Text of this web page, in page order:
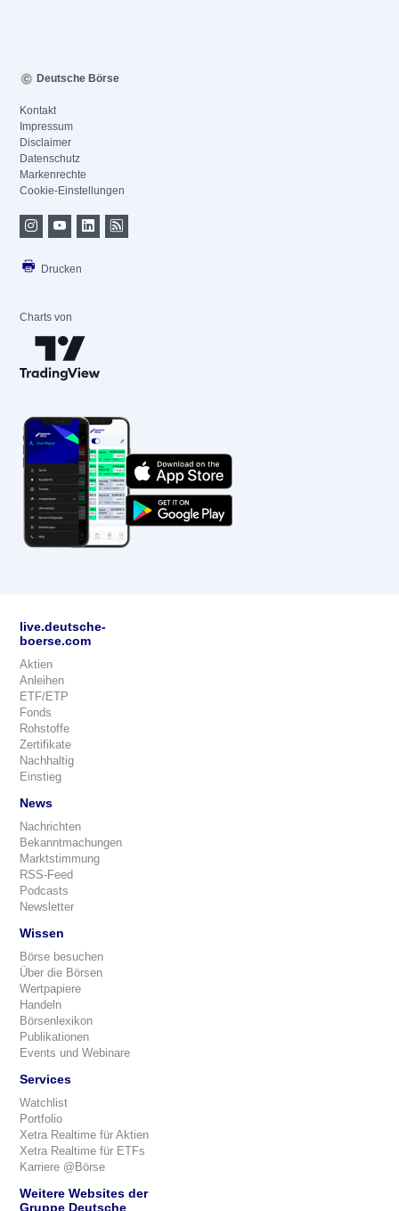
Deutsche Börse
Kontakt
Impressum
Disclaimer
Datenschutz
Markenrechte
Cookie-Einstellungen
Drucken
Charts von
live.deutsche-
boerse.com
Aktien
Anleihen
ETF/ETP
Fonds
Rohstoffe
Zertifikate
Nachhaltig
Einstieg
News
Nachrichten
Bekanntmachungen
Marktstimmung
RSS-Feed
Podcasts
Newsletter
Wissen
Börse besuchen
Über die Börsen
Wertpapiere
Handeln
Börsenlexikon
Publikationen
Events und Webinare
Services
Watchlist
Portfolio
Xetra Realtime für Aktien
Xetra Realtime für ETFs
Karriere @Börse
Weitere Websites der
Gruppe Deutsche